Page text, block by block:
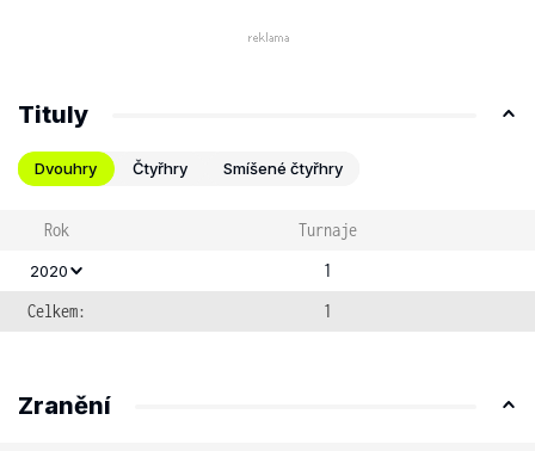
Tituly
Dvouhry Čtyřhry Smíšené čtyřhry
Rok Turnaje
2020
1
Celkem:
1
Zranění